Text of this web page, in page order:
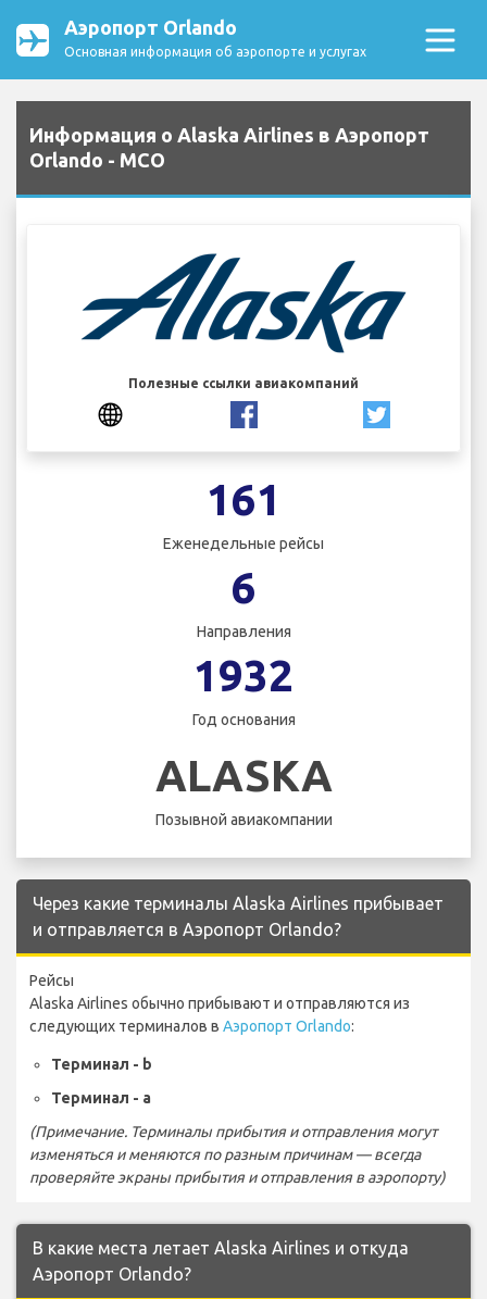
Аэропорт Orlando
Основная информация об аэропорте и услугах
Информация о Alaska Airlines в Аэропорт
Orlando - MCO
Полезные ссылки авиакомпаний
161
Еженедельные рейсы
6
Направления
1932
Год основания
ALASKA
Позывной авиакомпании
Через какие терминалы Alaska Airlines прибывает
и отправляется в Аэропорт Orlando?
Рейсы
Alaska Airlines обычно прибывают и отправляются из
следующих терминалов в Аэропорт Orlando:
Терминал - b
Терминал - a
(Примечание. Терминалы прибытия и отправления могут
изменяться и меняются по разным причинам — всегда
проверяйте экраны прибытия и отправления в аэропорту)
В какие места летает Alaska Airlines и откуда
Аэропорт Orlando?